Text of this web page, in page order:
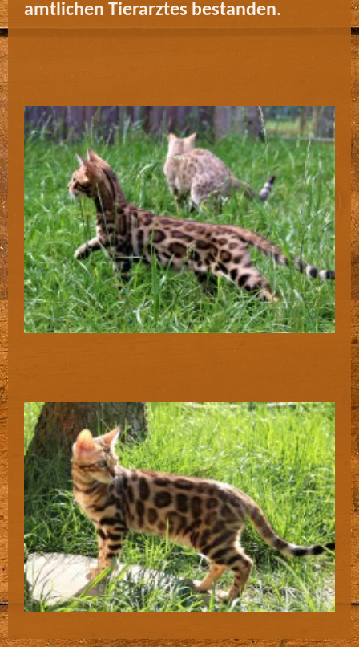
amtlichen Tierarztes bestanden.